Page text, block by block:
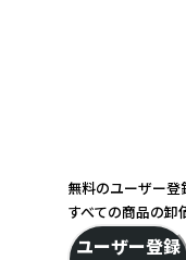
無料のユーザー登
すべての商品の卸
ユーザー登録